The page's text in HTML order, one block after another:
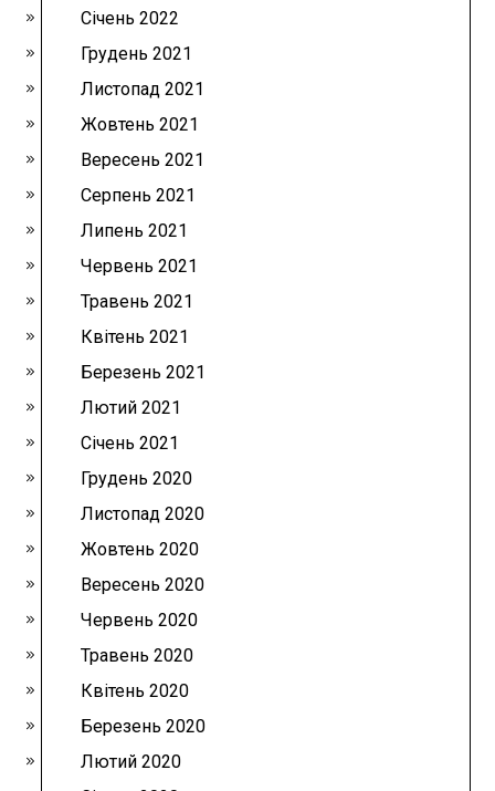
Січень 2022
Грудень 2021
Листопад 2021
Жовтень 2021
Вересень 2021
Серпень 2021
Липень 2021
Червень 2021
Травень 2021
Квітень 2021
Березень 2021
Лютий 2021
Січень 2021
Грудень 2020
Листопад 2020
Жовтень 2020
Вересень 2020
Червень 2020
Травень 2020
Квітень 2020
Березень 2020
Лютий 2020